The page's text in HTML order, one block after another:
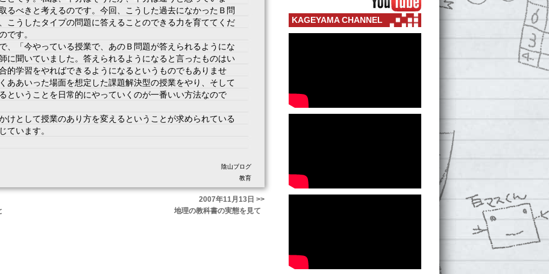
るべきと考えるのです。今回、こうした過去になかったＢ問
こうしたタイプの問題に答えることのできる力を育ててくだ
です。
、「今やっている授業で、あのＢ問題が答えられるようにな
に聞いていました。答えられるようになると言ったものはい
的学習をやればできるようになるというものでもありませ
ああいった場面を想定した課題解決型の授業をやり、そして
ということを日常的にやっていくのが一番いい方法なので
けとして授業のあり方を変えるということが求められている
ています。
陰山ブログ
教育
2007年11月13日 >>
地理の教科書の実態を見て
KAGEYAMA CHANNEL